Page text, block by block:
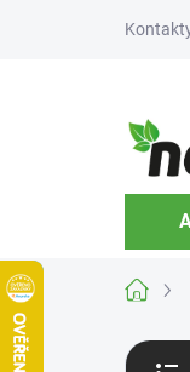
Domů
P